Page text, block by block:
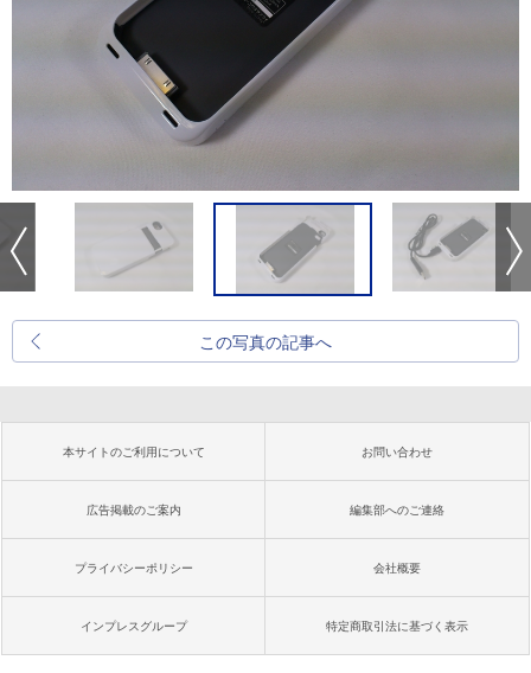
この写真の記事へ
本サイトのご利用について お問い合わせ
広告掲載のご案内 編集部へのご連絡
プライバシーポリシー 会社概要
インプレスグループ 特定商取引法に基づく表示